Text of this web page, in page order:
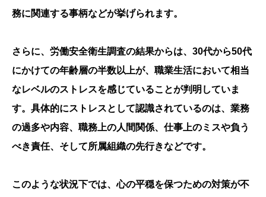
務に関連する事柄などが挙げられます。
さらに、労働安全衛生調査の結果からは、30代から50代
にかけての年齢層の半数以上が、職業生活において相当
なレベルのストレスを感じていることが判明していま
す。具体的にストレスとして認識されているのは、業務
の過多や内容、職務上の人間関係、仕事上のミスや負う
べき責任、そして所属組織の先行きなどです。
このような状況下では、心の平穏を保つための対策が不